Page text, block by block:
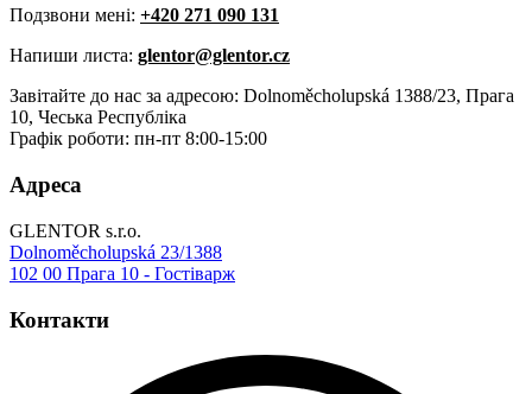
Подзвони мені: +420 271 090 131
Напиши листа: glentor@glentor.cz
Завітайте до нас за адресою: Dolnoměcholupská 1388/23, Прага
10, Чеська Республіка
Графік роботи: пн-пт 8:00-15:00
Адреса
GLENTOR s.r.o.
Dolnoměcholupská 23/1388
102 00 Прага 10 - Гостіварж
Контакти